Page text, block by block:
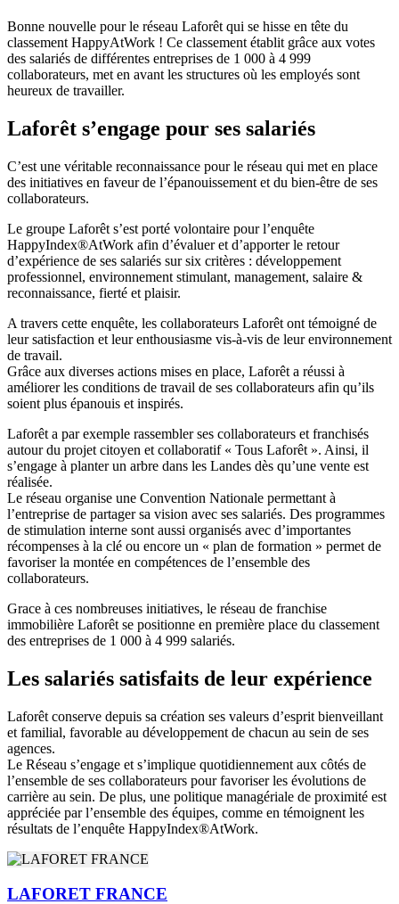
Bonne nouvelle pour le réseau Laforêt qui se hisse en tête du
classement HappyAtWork ! Ce classement établit grâce aux votes
des salariés de différentes entreprises de 1 000 à 4 999
collaborateurs, met en avant les structures où les employés sont
heureux de travailler.
Laforêt s’engage pour ses salariés
C’est une véritable reconnaissance pour le réseau qui met en place
des initiatives en faveur de l’épanouissement et du bien-être de ses
collaborateurs.
Le groupe Laforêt s’est porté volontaire pour l’enquête
HappyIndex®AtWork afin d’évaluer et d’apporter le retour
d’expérience de ses salariés sur six critères : développement
professionnel, environnement stimulant, management, salaire &
reconnaissance, fierté et plaisir.
A travers cette enquête, les collaborateurs Laforêt ont témoigné de
leur satisfaction et leur enthousiasme vis-à-vis de leur environnement
de travail.
Grâce aux diverses actions mises en place, Laforêt a réussi à
améliorer les conditions de travail de ses collaborateurs afin qu’ils
soient plus épanouis et inspirés.
Laforêt a par exemple rassembler ses collaborateurs et franchisés
autour du projet citoyen et collaboratif « Tous Laforêt ». Ainsi, il
s’engage à planter un arbre dans les Landes dès qu’une vente est
réalisée.
Le réseau organise une Convention Nationale permettant à
l’entreprise de partager sa vision avec ses salariés. Des programmes
de stimulation interne sont aussi organisés avec d’importantes
récompenses à la clé ou encore un « plan de formation » permet de
favoriser la montée en compétences de l’ensemble des
collaborateurs.
Grace à ces nombreuses initiatives, le réseau de franchise
immobilière Laforêt se positionne en première place du classement
des entreprises de 1 000 à 4 999 salariés.
Les salariés satisfaits de leur expérience
Laforêt conserve depuis sa création ses valeurs d’esprit bienveillant
et familial, favorable au développement de chacun au sein de ses
agences.
Le Réseau s’engage et s’implique quotidiennement aux côtés de
l’ensemble de ses collaborateurs pour favoriser les évolutions de
carrière au sein. De plus, une politique managériale de proximité est
appréciée par l’ensemble des équipes, comme en témoignent les
résultats de l’enquête HappyIndex®AtWork.
LAFORET FRANCE